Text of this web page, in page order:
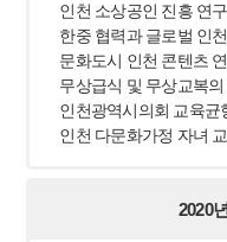
인천 소상공인 진흥 연
한중 협력과 글로벌 인
문화도시 인천 콘텐츠
무상급식 및 무상교복
인천광역시의회 교육균
인천 다문화가정 자녀
2020